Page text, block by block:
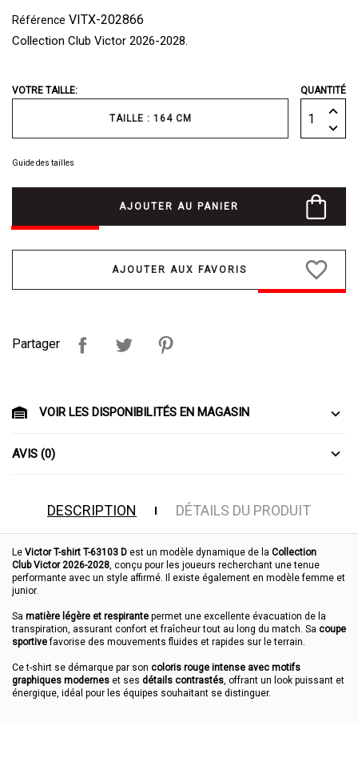
Référence VITX-202866
Collection Club Victor 2026-2028.
VOTRE TAILLE:
TAILLE : 164 CM
QUANTITÉ
Guide des tailles
AJOUTER AU PANIER
favorite_border
Partager
VOIR LES DISPONIBILITÉS EN MAGASIN
AVIS (0)
DESCRIPTION DÉTAILS DU PRODUIT
Le Victor T-shirt T-63103 D est un modèle dynamique de la Collection
Club Victor 2026-2028, conçu pour les joueurs recherchant une tenue
performante avec un style affirmé. Il existe également en modèle femme et
junior.
Sa matière légère et respirante permet une excellente évacuation de la
transpiration, assurant confort et fraîcheur tout au long du match. Sa coupe
sportivefavorise des mouvements fluides et rapides sur le terrain.
Ce t-shirt se démarque par son coloris rouge intense avec motifs
graphiques modernes et ses détails contrastés, offrant un look puissant et
énergique, idéal pour les équipes souhaitant se distinguer.